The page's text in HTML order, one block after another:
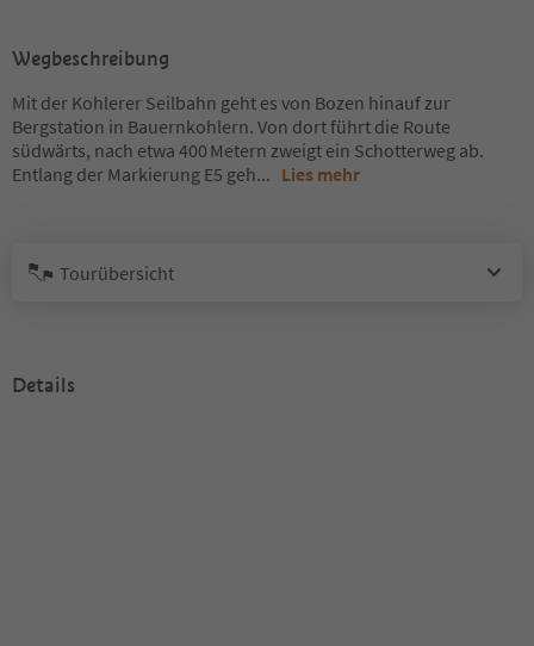
Wegbeschreibung
Mit der Kohlerer Seilbahn geht es von Bozen hinauf zur
Bergstation in Bauernkohlern. Von dort führt die Route
südwärts, nach etwa 400 Metern zweigt ein Schotterweg ab.
Entlang der Markierung E5 geh... Lies mehr
Tourübersicht
Details